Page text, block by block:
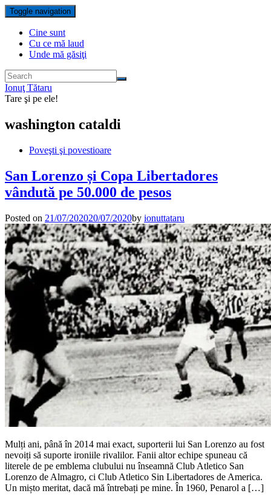
Toggle navigation
Cine sunt
Cu ce mă laud
Unde mă găsiţi
Ionuţ Tătaru
Tare şi pe ele!
washington cataldi
Poveşti şi povestioare
San Lorenzo și Copa Libertadores
vândută pe 50.000 de pesos
Posted on 21/07/202020/07/2020by ionuttataru
Mulți ani, până în 2014 mai exact, suporterii lui San Lorenzo au fost
nevoiți să suporte ironiile rivalilor. Fanii altor echipe spuneau că
literele de pe emblema clubului nu înseamnă Club Atletico San
Lorenzo de Almagro, ci Club Atletico Sin Libertadores de America.
Un mișto meritat, dacă mă întrebați pe mine. În 1960, Penarol a […]